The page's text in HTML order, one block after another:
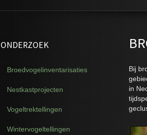
Bij
in
ONDERZOEK
Broedvogelinventarisaties
Nestkastprojecten
Vogeltrektellingen
Wintervogeltellingen